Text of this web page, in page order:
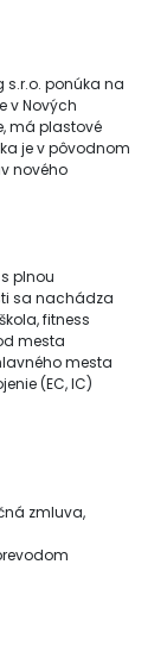
s.r.o. ponúka na
v Nových
má plastové
je v pôvodnom
nového
plnou
sa nachádza
fitness
mesta
mesta
(EC, IC)
zmluva,